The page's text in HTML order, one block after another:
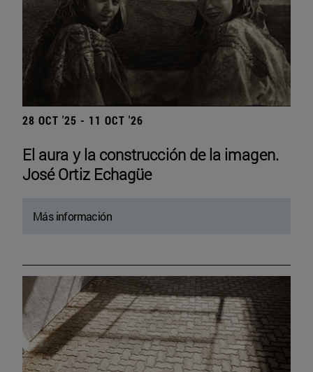
28 OCT '25 - 11 OCT '26
El aura y la construcción de la imagen.
José Ortiz Echagüe
Más información